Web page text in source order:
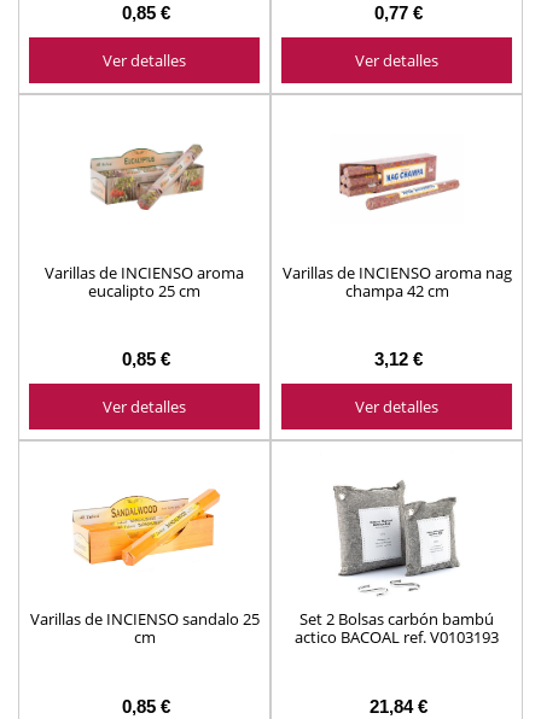
0,85 €
Ver detalles
0,77 €
Ver detalles
Varillas de INCIENSO aroma
eucalipto 25 cm
0,85 €
Ver detalles
Varillas de INCIENSO aroma nag
champa 42 cm
3,12 €
Ver detalles
Varillas de INCIENSO sandalo 25
cm
0,85 €
Set 2 Bolsas carbón bambú
actico BACOAL ref. V0103193
21,84 €